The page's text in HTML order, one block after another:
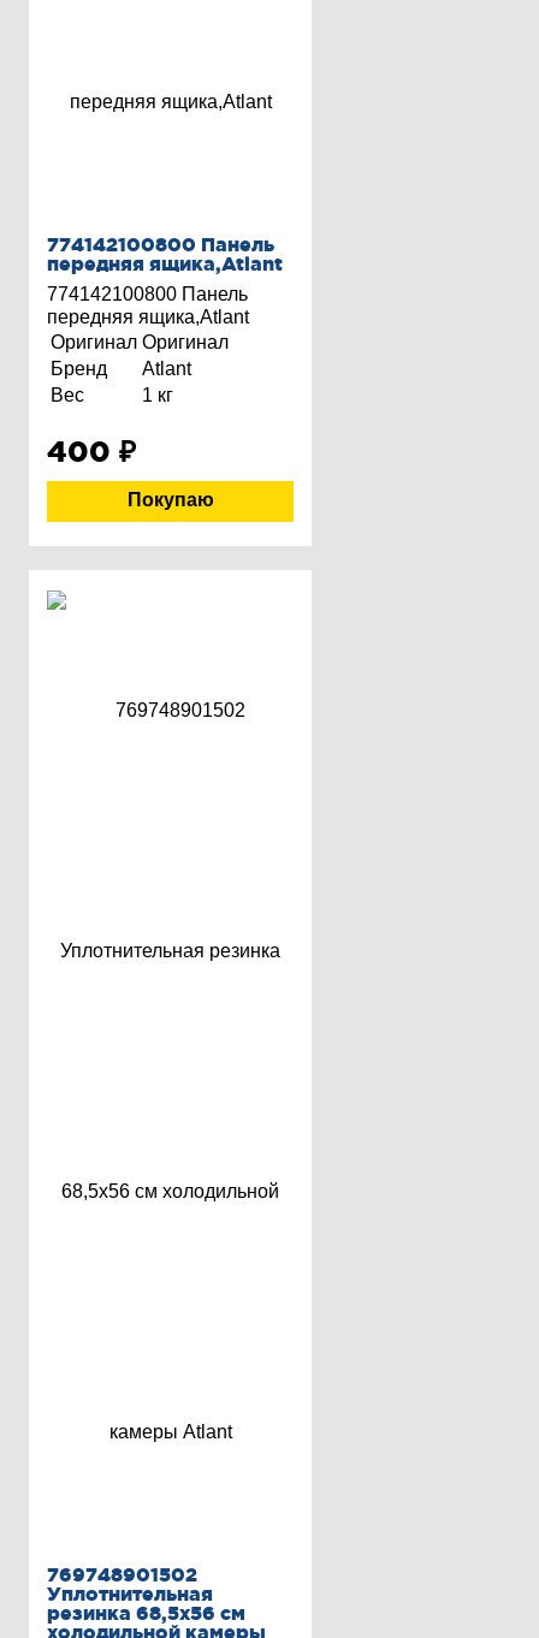
774142100800 Панель
передняя ящика,Atlant
774142100800 Панель
передняя ящика,Atlant
Оригинал Оригинал
Бренд
Atlant
Вес
1 кг
400 ₽
769748901502
Уплотнительная
резинка 68,5х56 см
холодильной камеры